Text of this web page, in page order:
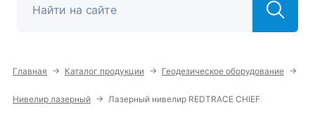
Главная → Каталог продукции → Геодезическое оборудование →
Нивелир лазерный → Лазерный нивелир REDTRACE CHIEF